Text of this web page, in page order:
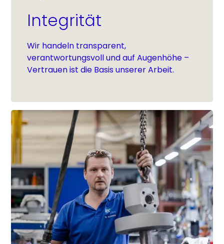
Integrität
Wir handeln transparent,
verantwortungsvoll und auf Augenhöhe –
Vertrauen ist die Basis unserer Arbeit.